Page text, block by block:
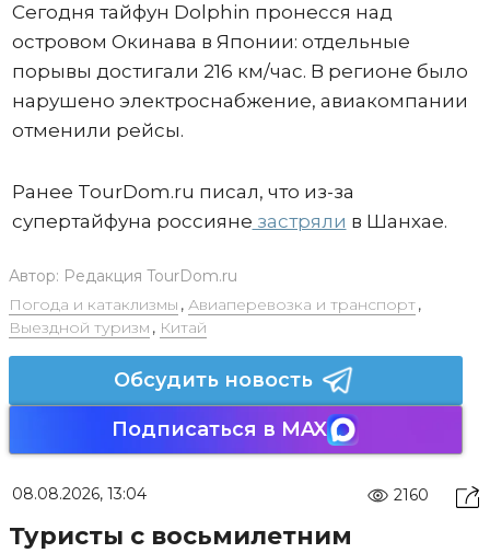
Сегодня тайфун Dolphin пронесся над
островом Окинава в Японии: отдельные
порывы достигали 216 км/час. В регионе было
нарушено электроснабжение, авиакомпании
отменили рейсы.
Ранее TourDom.ru писал, что из-за
супертайфуна россияне застряли в Шанхае.
Автор: Редакция TourDom.ru
Погода и катаклизмы , Авиаперевозка и транспорт,
Выездной туризм , Китай
Обсудить новость
Подписаться в MAX
08.08.2026, 13:04 2160
Туристы с восьмилетним